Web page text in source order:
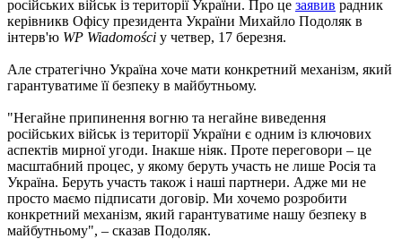
російських військ із території України. Про це заявив радник
керівникв Офісу президента України Михайло Подоляк в
інтерв'ю WP Wiadomości у четвер, 17 березня.
Але стратегічно Україна хоче мати конкретний механізм, який
гарантуватиме її безпеку в майбутньому.
"Негайне припинення вогню та негайне виведення
російських військ із території України є одним із ключових
аспектів мирної угоди. Інакше ніяк. Проте переговори – це
масштабний процес, у якому беруть участь не лише Росія та
Україна. Беруть участь також і наші партнери. Адже ми не
просто маємо підписати договір. Ми хочемо розробити
конкретний механізм, який гарантуватиме нашу безпеку в
майбутньому", – сказав Подоляк.